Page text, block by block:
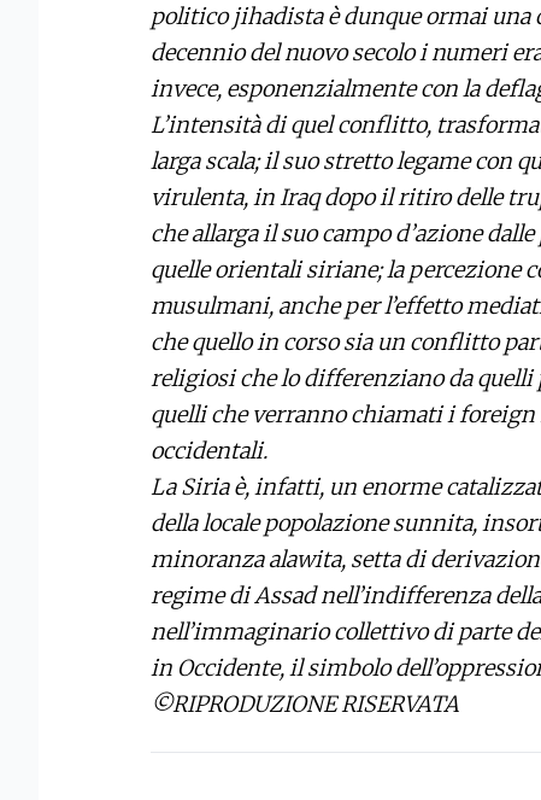
politico jihadista è dunque ormai una
decennio del nuovo secolo i numeri
invece, esponenzialmente con la
L’intensità di quel conflitto,
larga scala; il suo stretto legame con
virulenta, in Iraq dopo il ritiro delle
che allarga il suo campo d’azione
quelle orientali siriane; la percezione
musulmani, anche per l’effetto
che quello in corso sia un conflitto
religiosi che lo differenziano da
quelli che verranno chiamati i
occidentali.
La Siria è, infatti, un enorme
della locale popolazione sunnita,
minoranza alawita, setta di
regime di Assad nell’indifferenza
nell’immaginario collettivo di parte
in Occidente, il simbolo
©RIPRODUZIONE RISERVATA